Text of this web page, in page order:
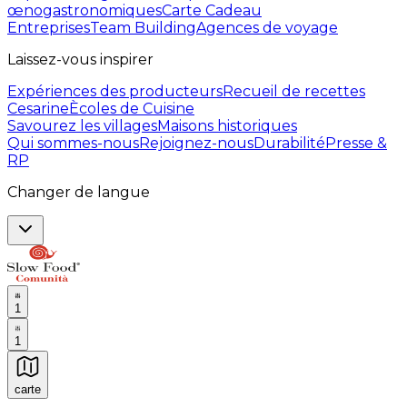
œnogastronomiquesCarte Cadeau
EntreprisesTeam BuildingAgences de voyage
Laissez-vous inspirer
Expériences des producteursRecueil de recettes
CesarineÈcoles de Cuisine
Savourez les villagesMaisons historiques
Qui sommes-nousRejoignez-nousDurabilitéPresse &
RP
Changer de langue
1
1
carte